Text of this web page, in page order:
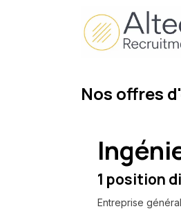
Nos offres
1 position
Entreprise